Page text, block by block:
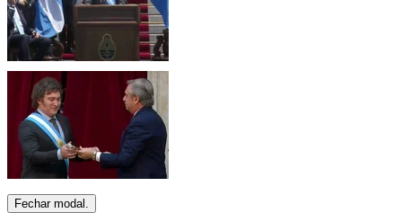
Fechar modal.